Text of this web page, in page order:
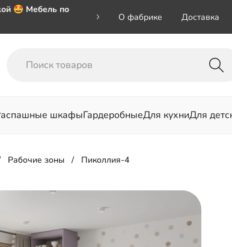
🤩 Мебель по
на номер
О фабрике Доставка
шкафыГардеробныеДля кухниДля
Для спальни
Рабочие зоны Пиколлия-4